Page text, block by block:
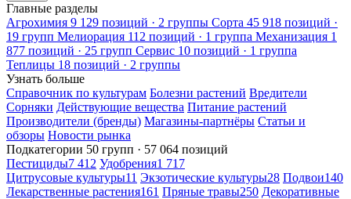
Главные разделы
Агрохимия 9 129 позиций · 2 группы Сорта 45 918 позиций ·
19 групп Мелиорация 112 позиций · 1 группа Механизация 1
877 позиций · 25 групп Сервис 10 позиций · 1 группа
Теплицы 18 позиций · 2 группы
Узнать больше
Справочник по культурам Болезни растений Вредители
Сорняки Действующие вещества Питание растений
Производители (бренды) Магазины-партнёры Статьи и
обзоры Новости рынка
Подкатегории 50 групп · 57 064 позиций
Пестициды7 412 Удобрения1 717
Цитрусовые культуры11 Экзотические культуры28 Подвои140
Лекарственные растения161 Пряные травы250 Декоративные